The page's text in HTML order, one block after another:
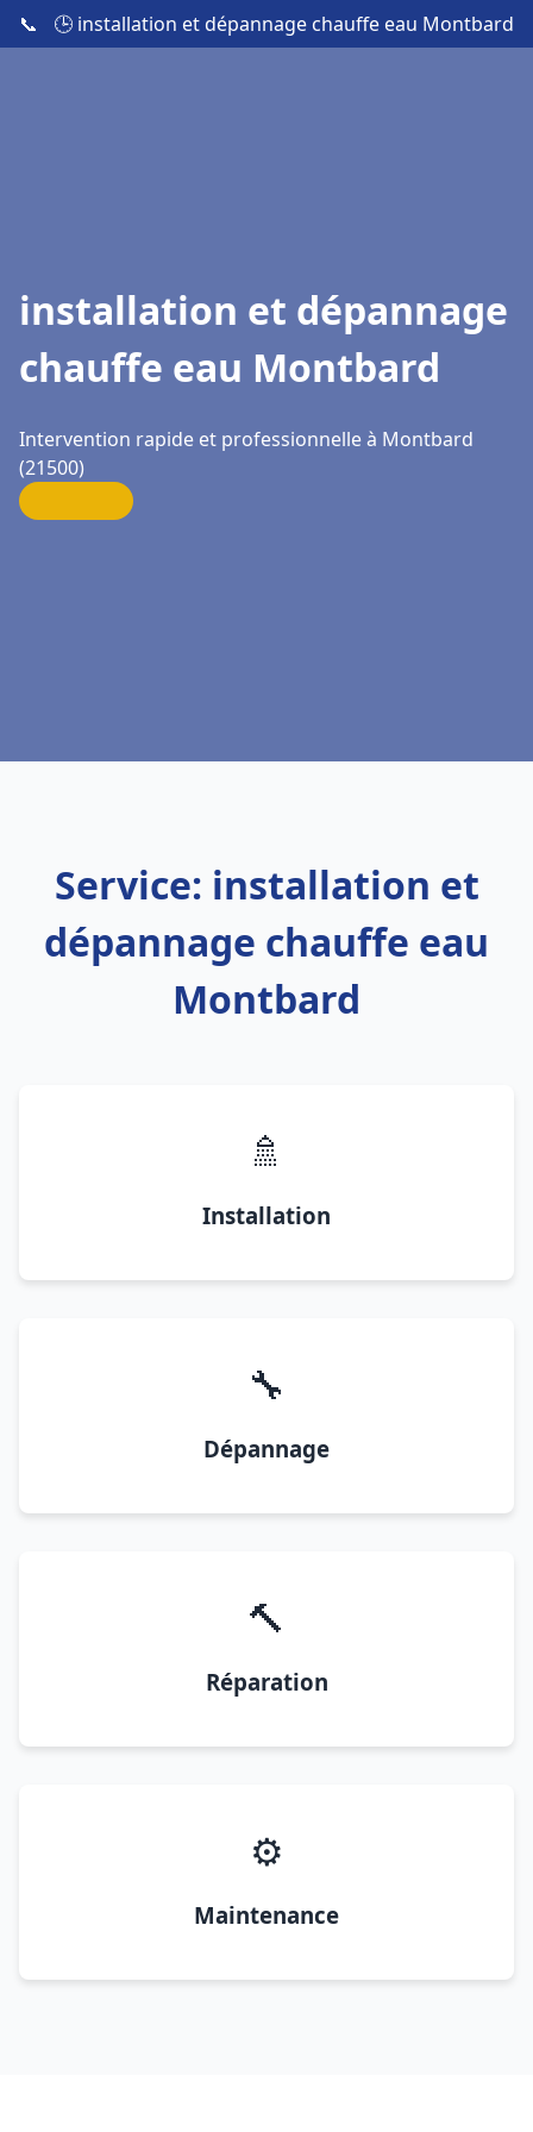
📞 🕒 installation et dépannage chauffe eau Montbard
installation et dépannage
chauffe eau Montbard
Intervention rapide et professionnelle à Montbard
(21500)
Service: installation et
dépannage chauffe eau
Montbard
🚿
Installation
🔧
Dépannage
🔨
Réparation
⚙️
Maintenance